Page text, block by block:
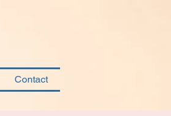
Contact